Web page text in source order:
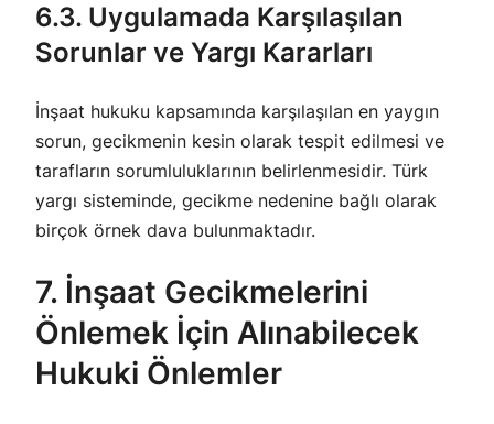
6.3. Uygulamada Karşılaşılan
Sorunlar ve Yargı Kararları
İnşaat hukuku kapsamında karşılaşılan en yaygın
sorun, gecikmenin kesin olarak tespit edilmesi ve
tarafların sorumluluklarının belirlenmesidir. Türk
yargı sisteminde, gecikme nedenine bağlı olarak
birçok örnek dava bulunmaktadır.
7. İnşaat Gecikmelerini
Önlemek İçin Alınabilecek
Hukuki Önlemler